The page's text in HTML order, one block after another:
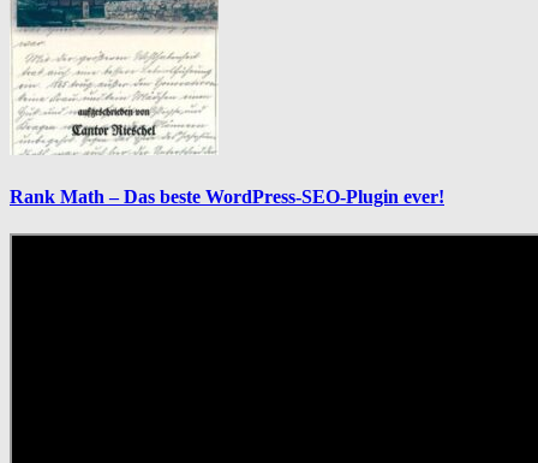
Rank Math – Das beste WordPress-SEO-Plugin ever!